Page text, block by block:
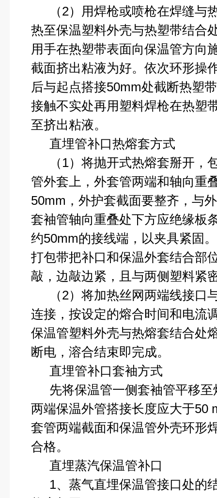
（2）用焊枪或喷枪在焊缝与
热至保温塑料外壳与热塑带结合
用手在热塑带表面向保温管方向
截面挤出粘液为好。依次环形操
后与起点搭接50mm处截断热塑
接触不实处再用塑料焊枪在热塑
至挤出粘液。
直埋管补口热熔套方式
（ 1）将抛开式热熔套掰开，
管外套上，外套管两端和轴向重
50mm ，外护套截面要整齐，与
套袖管轴向重叠处下方应绝缘板
约50mm的接线端，以夹具紧固
打包带把补口和保温外套结合部
敲，边敲边紧，且与两侧塑料紧
（2）将加热丝网两端线接口
连接，按设定的熔合时间和电流
保温管塑料外壳与热熔套结合处
断电，溶合结束即完成。
直埋管补口套袖方式
先将保温管一侧套袖管平移
两端保温外管搭接长度应大于50
套管两端截面和保温管外壳环形
合格。
直埋蒸汽保温管补口
1、蒸气直埋保温管接口处的